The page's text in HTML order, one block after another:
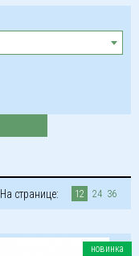
На странице: 12 24 36
новинка